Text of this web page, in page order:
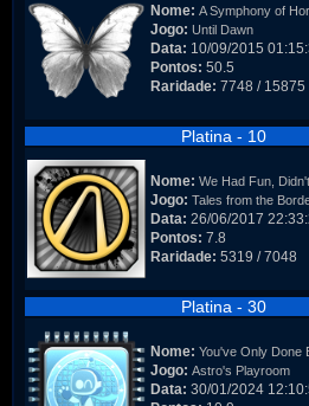
Nome: A Symphony of
Jogo: Until Dawn
Data: 10/09/2015
Pontos: 50.5
Raridade: 7748 / 15875
Platina - 10
Nome: We Had Fun,
Jogo: Tales from the
Data: 26/06/2017
Pontos: 7.8
Raridade: 5319 / 7048
Platina - 30
Nome: You've Only Done
Jogo: Astro's Playroom
Data: 30/01/2024